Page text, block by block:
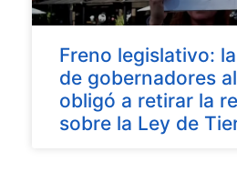
Freno legislativo:
de gobernadores
obligó a retirar la
sobre la Ley de